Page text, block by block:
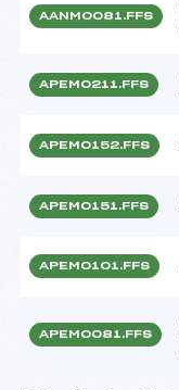
AANM0081.FFS
APEM0211.FFS
APEM0152.FFS
APEM0151.FFS
APEM0101.FFS
APEM0081.FFS